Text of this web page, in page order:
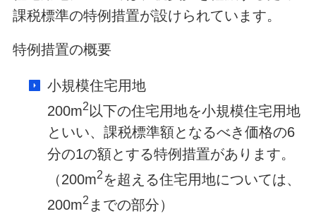
課税標準の特例措置が設けられています。
特例措置の概要
小規模住宅用地
200m2以下の住宅用地を小規模住宅用地
といい、課税標準額となるべき価格の6
分の1の額とする特例措置があります。
（200m2を超える住宅用地については、
200m2 までの部分）